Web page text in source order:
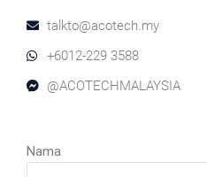
talkto@acotech.my
+6012-229 3588
@ACOTECHMALAYSIA
Nama